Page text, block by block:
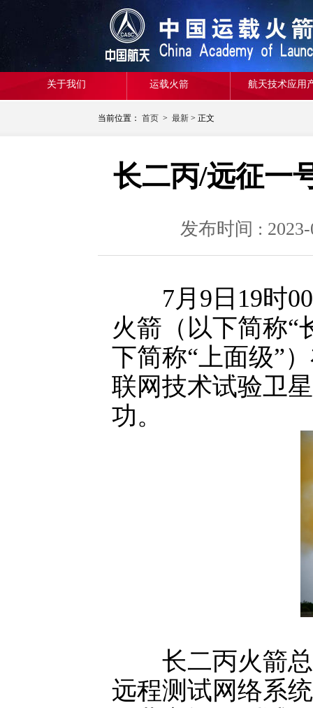
关于我们 运载火箭 航天技术应用
当前位置： 首页 > 最新 > 正文
长二丙/远征一
发布时间 :
7月9日19时00
火箭（以下简称“
下简称“上面级”
联网技术试验卫
功。
长二丙火箭总
远程测试网络系